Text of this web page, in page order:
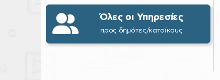
Όλες οι Υπηρεσίες
προς δημότες/κατοίκους